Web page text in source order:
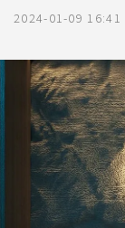
2024-01-09 16:41